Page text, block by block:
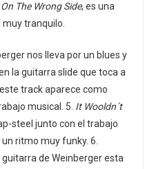
On The Wrong Side, es una
tranquilo.
nos lleva por un blues y
la guitarra slide que toca a
track aparece como
musical. 5. It Wooldn´t
steel junto con el trabajo
ritmo muy funky. 6.
de Weinberger esta